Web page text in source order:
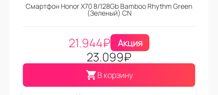
Смартфон Honor X70 8/128Gb Bamboo Rhythm Green
(Зеленый) CN
21.944₽ Акция
23.099₽
В корзину